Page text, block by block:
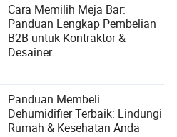
Cara Memilih Meja Bar:
Panduan Lengkap Pembelian
B2B untuk Kontraktor &
Desainer
Panduan Membeli
Dehumidifier Terbaik: Lindungi
Rumah & Kesehatan Anda